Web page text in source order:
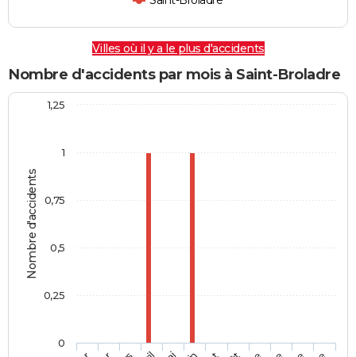
Villes où il y a le plus d'accidents
Nombre d'accidents par mois à Saint-Broladre
Nombre d'accidents
0
1
0,25
0,5
0,75
1,25